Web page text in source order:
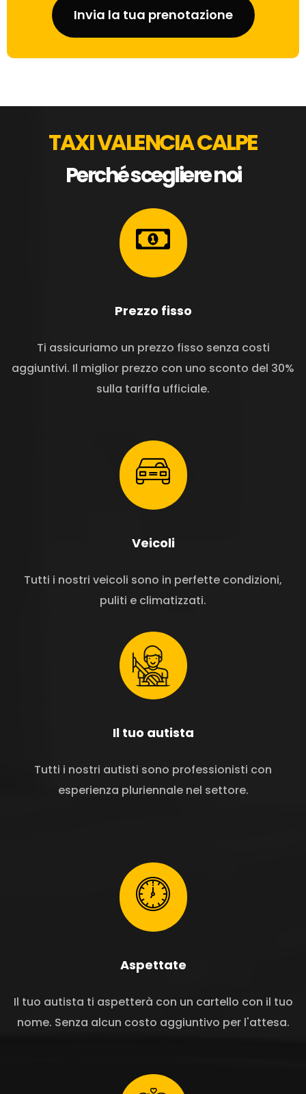
Invia la tua prenotazione
TAXI VALENCIA CALPE
Perché scegliere noi
Prezzo fisso
Ti assicuriamo un prezzo fisso senza costi
aggiuntivi. Il miglior prezzo con uno sconto del 30%
sulla tariffa ufficiale.
Veicoli
Tutti i nostri veicoli sono in perfette condizioni,
puliti e climatizzati.
Il tuo autista
Tutti i nostri autisti sono professionisti con
esperienza pluriennale nel settore.
Aspettate
Il tuo autista ti aspetterà con un cartello con il tuo
nome. Senza alcun costo aggiuntivo per l'attesa.